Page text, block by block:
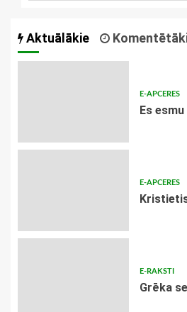
Aktuālākie
E-APCERES
Es
E-APCERES
E-RAKSTI
Grēka